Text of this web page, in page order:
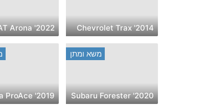
2014' Chevrolet Trax
2022' SEAT Arona
משא ומתן
2020' Subaru Forester
2019' Toyota ProAce